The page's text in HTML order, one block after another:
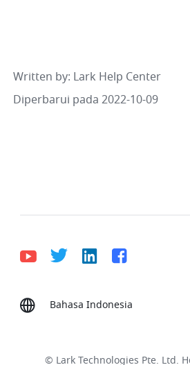
Written by: Lark Help Center
Diperbarui pada 2022-10-09
Bahasa Indonesia
© Lark Technologies Pte. Ltd.